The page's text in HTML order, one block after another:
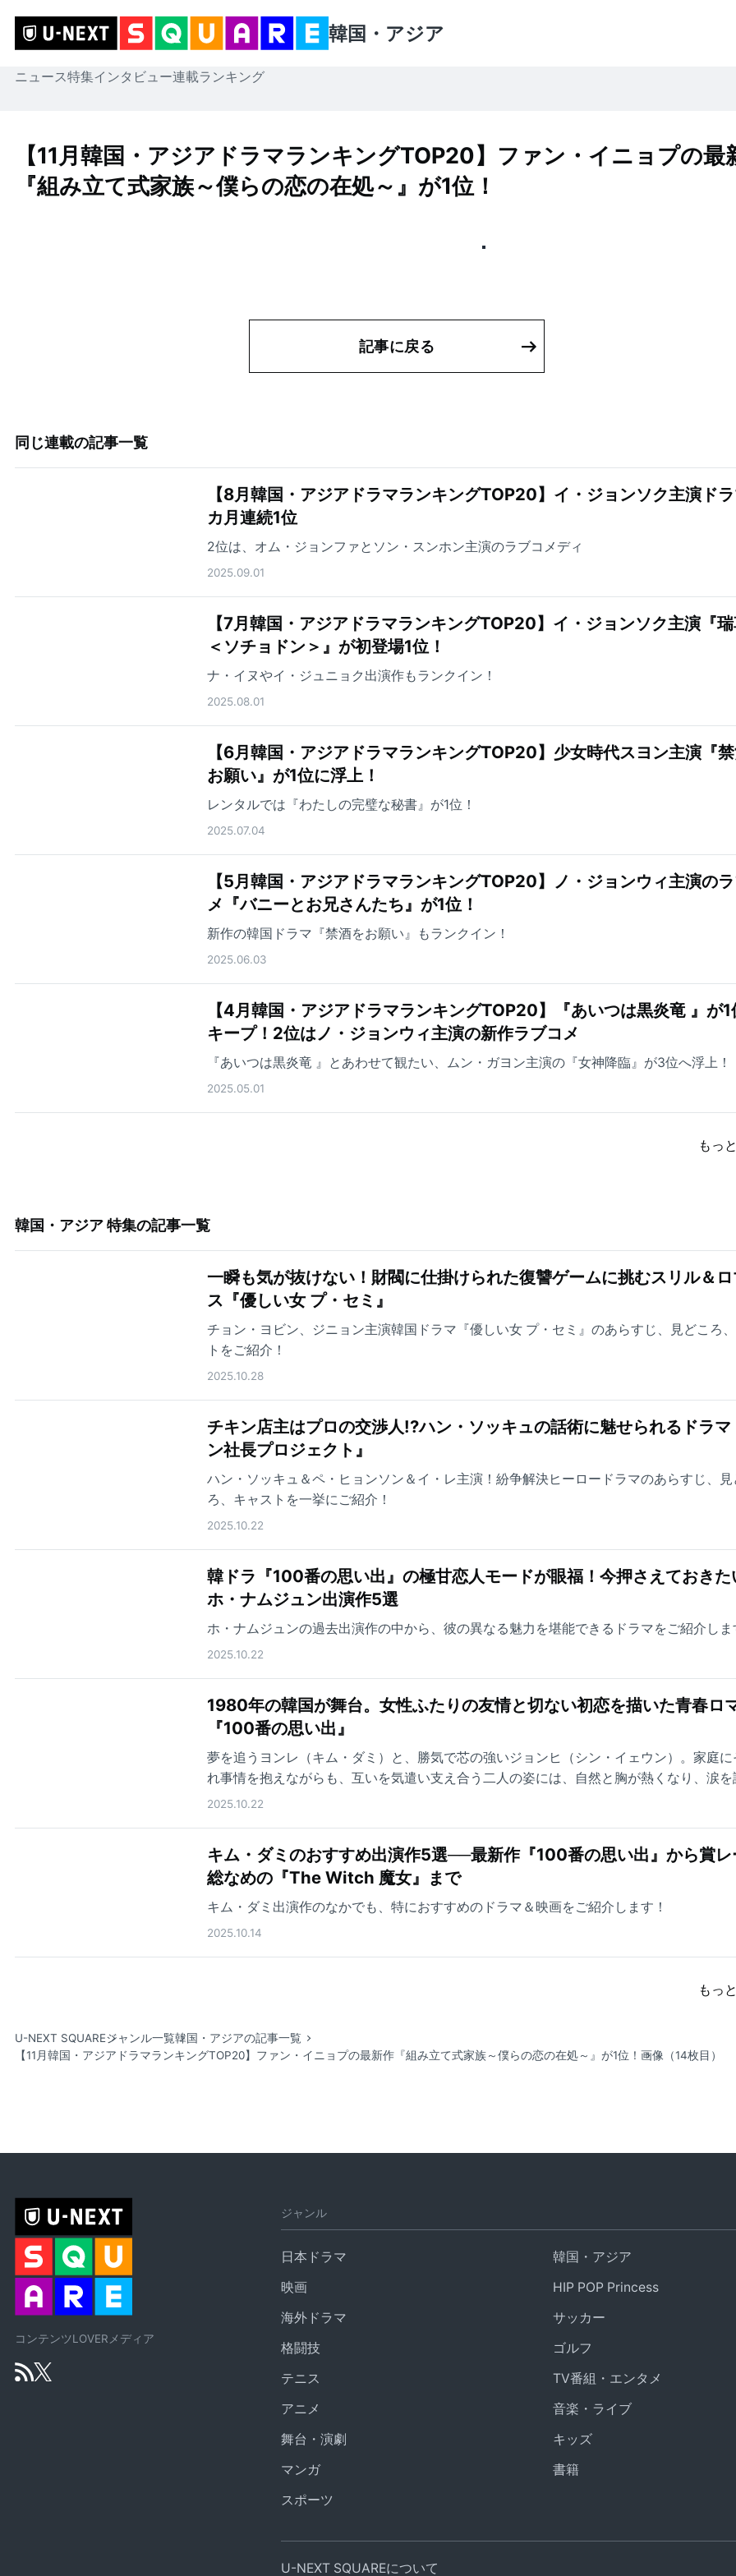
韓国・アジア
ニュース特集インタビュー連載ランキング
【11月韓国・アジアドラマランキングTOP20】ファン・イニョプの最
『組み立て式家族～僕らの恋の在処～』が1位！
記事に戻る
同じ連載の記事一覧
【8月韓国・アジアドラマランキングTOP20】イ・ジョンソク主演ド
カ月連続1位
2位は、オム・ジョンファとソン・スンホン主演のラブコメディ
2025.09.01
【7月韓国・アジアドラマランキングTOP20】イ・ジョンソク主演『
＜ソチョドン＞』が初登場1位！
ナ・イヌやイ・ジュニョク出演作もランクイン！
2025.08.01
【6月韓国・アジアドラマランキングTOP20】少女時代スヨン主演『
お願い』が1位に浮上！
レンタルでは『わたしの完璧な秘書』が1位！
2025.07.04
【5月韓国・アジアドラマランキングTOP20】ノ・ジョンウィ主演の
メ『バニーとお兄さんたち』が1位！
新作の韓国ドラマ『禁酒をお願い』もランクイン！
2025.06.03
【4月韓国・アジアドラマランキングTOP20】『あいつは黒炎竜 』が1
キープ！2位はノ・ジョンウィ主演の新作ラブコメ
『あいつは黒炎竜 』とあわせて観たい、ムン・ガヨン主演の『女神降臨』が3位へ浮上！
2025.05.01
もっ
韓国・アジア 特集の記事一覧
一瞬も気が抜けない！財閥に仕掛けられた復讐ゲームに挑むスリル＆
ス『優しい女 プ・セミ』
チョン・ヨビン、ジニョン主演韓国ドラマ『優しい女 プ・セミ』のあらすじ、見どころ
トをご紹介！
2025.10.28
チキン店主はプロの交渉人!?ハン・ソッキュの話術に魅せられるドラマ
ン社長プロジェクト』
ハン・ソッキュ＆ペ・ヒョンソン＆イ・レ主演！紛争解決ヒーロードラマのあらすじ、見
ろ、キャストを一挙にご紹介！
2025.10.22
韓ドラ『100番の思い出』の極甘恋人モードが眼福！今押さえておきた
ホ・ナムジュン出演作5選
ホ・ナムジュンの過去出演作の中から、彼の異なる魅力を堪能できるドラマをご紹介しま
2025.10.22
1980年の韓国が舞台。女性ふたりの友情と切ない初恋を描いた青春ロ
『100番の思い出』
夢を追うヨンレ（キム・ダミ）と、勝気で芯の強いジョンヒ（シン・イェウン）。家庭に
れ事情を抱えながらも、互いを気遣い支え合う二人の姿には、自然と胸が熱くなり、涙を
る
2025.10.22
キム・ダミのおすすめ出演作5選──最新作『100番の思い出』から賞レ
総なめの『The Witch 魔女』まで
キム・ダミ出演作のなかでも、特におすすめのドラマ＆映画をご紹介します！
2025.10.14
もっ
U-NEXT SQUAREジャンル一覧韓国・アジアの記事一覧
【11月韓国・アジアドラマランキングTOP20】ファン・イニョプの最新作『組み立て式家族～僕らの恋の在処～』が1位！ 画像（14枚目）
コンテンツLOVERメディア
ジャンル
日本ドラマ
韓国・アジア
映画
HIP POP Princess
海外ドラマ
サッカー
格闘技
ゴルフ
テニス
TV番組・エンタメ
アニメ
音楽・ライブ
舞台・演劇
キッズ
マンガ
書籍
スポーツ
U-NEXT SQUAREについて